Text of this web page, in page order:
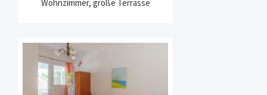
Wohnzimmer, große Terrasse